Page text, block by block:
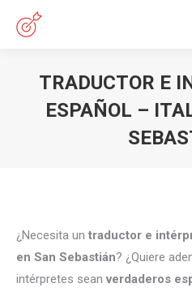
TRADUCTOR E
ESPAÑOL –
¿Necesita un traductor e
en San Sebastián? ¿Quiere
intérpretes sean verdaderos